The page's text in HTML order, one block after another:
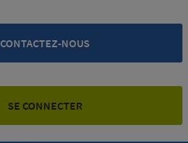
CONTACTEZ-NOUS
SE CONNECTER